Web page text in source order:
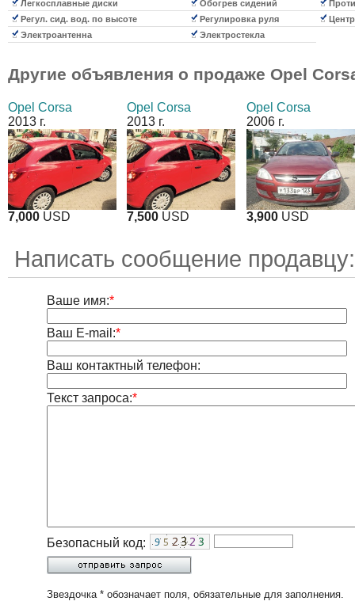
Легкосплавные диски
Обогрев сидений
Регул. сид. вод. по высоте
Регулировка руля
Электроантенна
Электростекла
Другие объявления о продаже Opel
Opel Corsa
2013 г.
7,000 USD
Opel Corsa
2013 г.
7,500 USD
Opel Corsa
2006 г.
3,900 USD
Написать сообщение
Ваше имя:*
Ваш E-mail:*
Ваш контактный телефон:
Текст запроса:*
Безопасный код:
Звездочка * обозначает поля, обязательные для заполнения.